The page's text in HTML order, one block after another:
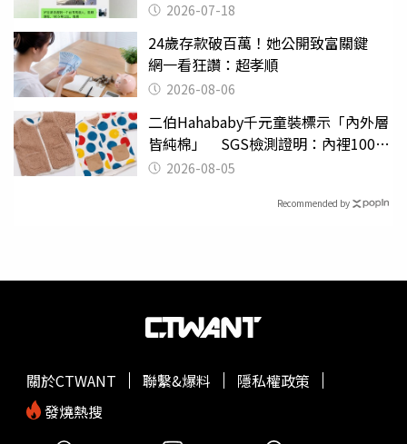
2026-07-18
24歲存款破百萬！她公開致富關鍵
網一看狂讚：超孝順
2026-08-06
二伯Hahababy千元童裝標示「內外層
皆純棉」 SGS檢測證明：內裡100%
聚酯纖維
2026-08-05
Recommended by
關於CTWANT 聯繫&爆料
隱私權政策
發燒熱搜